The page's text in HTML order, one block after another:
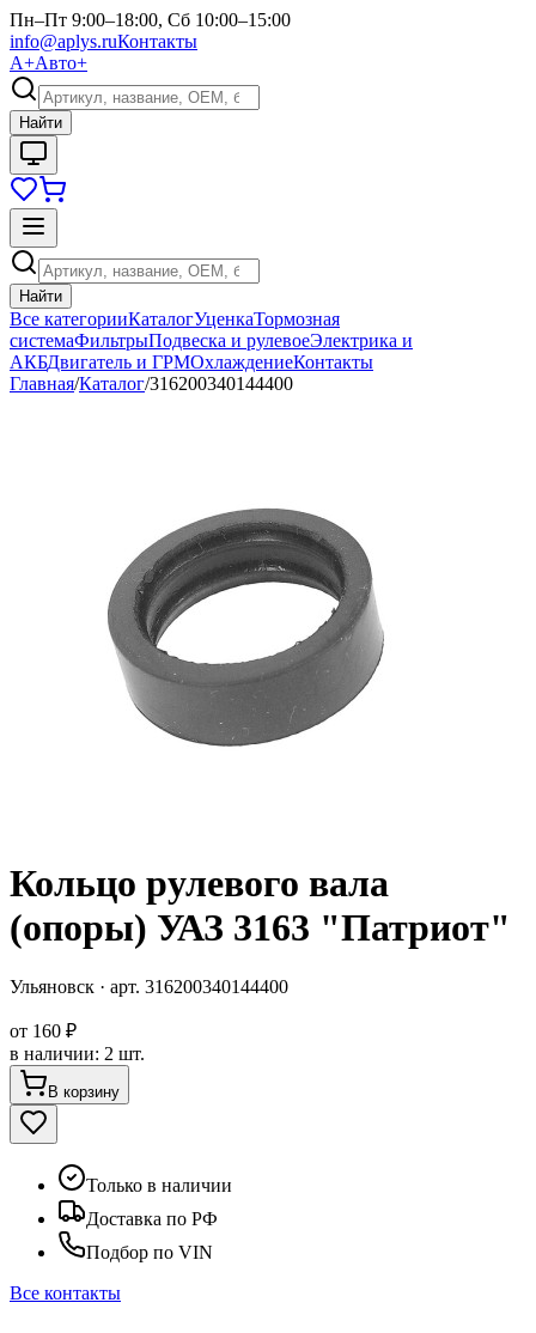
Пн–Пт 9:00–18:00, Сб 10:00–15:00
info@aplys.ruКонтакты
А+Авто+
Найти
Найти
Все категорииКаталогУценкаТормозная
системаФильтрыПодвеска и рулевоеЭлектрика и
АКБДвигатель и ГРМОхлаждениеКонтакты
Главная/Каталог/316200340144400
Кольцо рулевого вала
(опоры) УАЗ 3163 "Патриот"
Ульяновск · арт. 316200340144400
от 160 ₽
в наличии: 2 шт.
В корзину
Только в наличии
Доставка по РФ
Подбор по VIN
Все контакты